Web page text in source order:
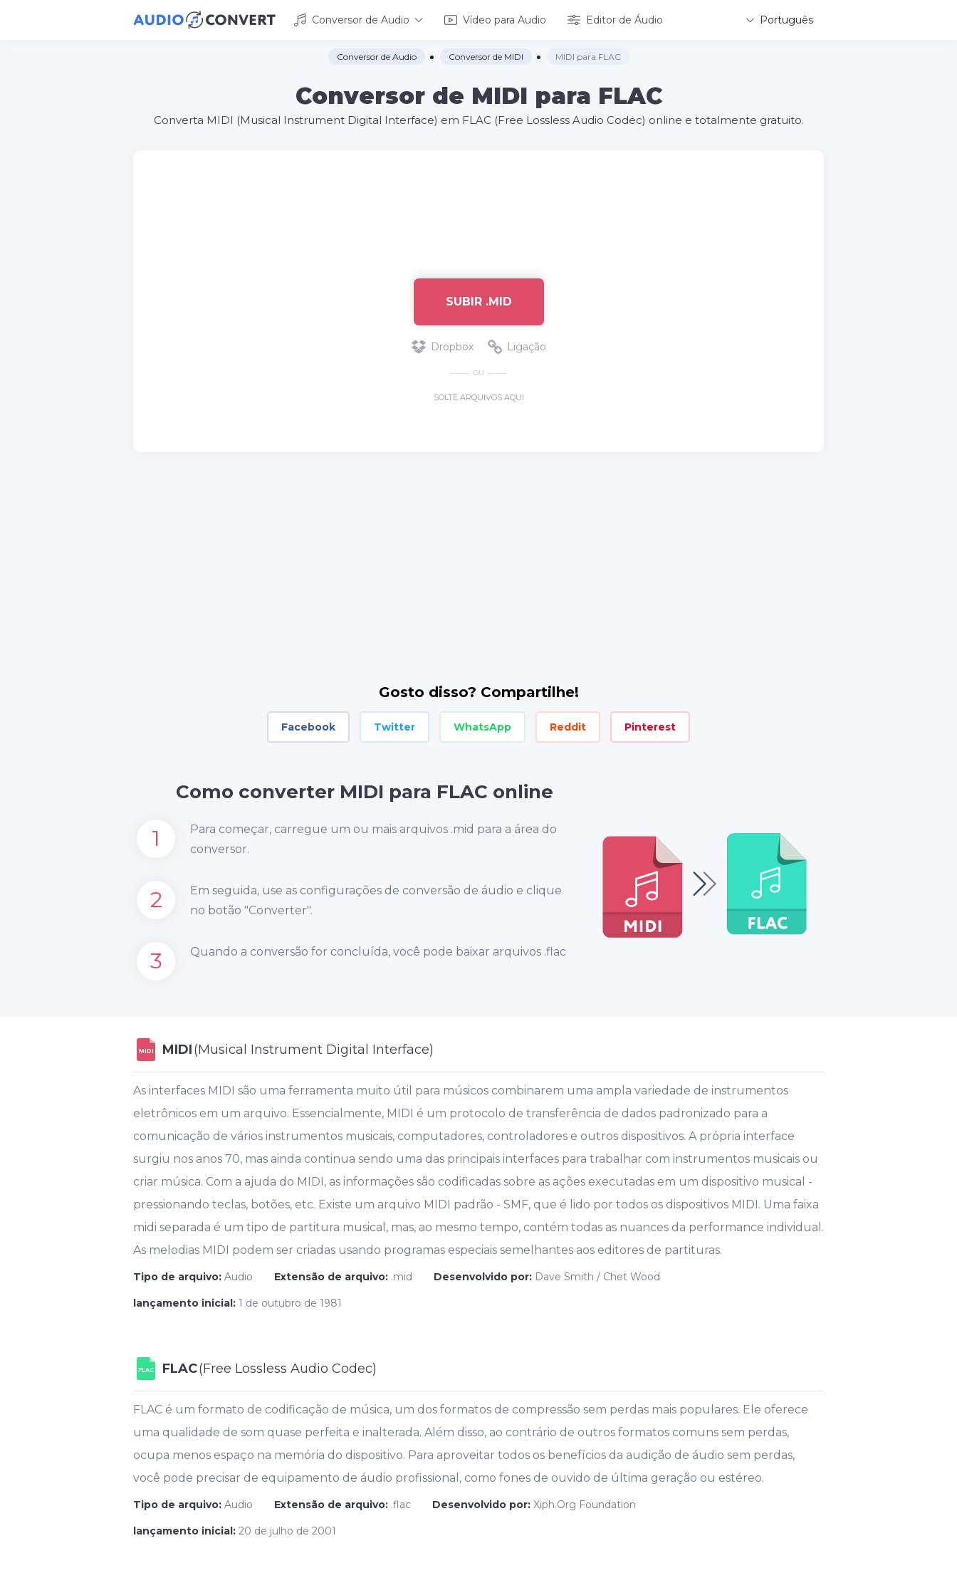
Conversor de Audio Vídeo para Audio Editor de Áudio Português
Conversor de Audio Conversor de MIDI MIDI para FLAC
Conversor de MIDI para FLAC
Converta MIDI (Musical Instrument Digital Interface) em FLAC (Free Lossless Audio Codec) online e totalmente gratuito.
SUBIR .MID
Dropbox Ligação
OU
SOLTE ARQUIVOS AQUI
Gosto disso? Compartilhe!
Facebook Twitter WhatsApp Reddit Pinterest
Como converter MIDI para FLAC online
1
Para começar, carregue um ou mais arquivos .mid para a área do
conversor.
2
Em seguida, use as configurações de conversão de áudio e clique
no botão "Converter".
3 Quando a conversão for concluída, você pode baixar arquivos .flac
MIDI MIDI(Musical Instrument Digital Interface)
As interfaces MIDI são uma ferramenta muito útil para músicos combinarem uma ampla variedade de instrumentos
eletrônicos em um arquivo. Essencialmente, MIDI é um protocolo de transferência de dados padronizado para a
comunicação de vários instrumentos musicais, computadores, controladores e outros dispositivos. A própria interface
surgiu nos anos 70, mas ainda continua sendo uma das principais interfaces para trabalhar com instrumentos musicais ou
criar música. Com a ajuda do MIDI, as informações são codificadas sobre as ações executadas em um dispositivo musical -
pressionando teclas, botões, etc. Existe um arquivo MIDI padrão - SMF, que é lido por todos os dispositivos MIDI. Uma faixa
midi separada é um tipo de partitura musical, mas, ao mesmo tempo, contém todas as nuances da performance individual.
As melodias MIDI podem ser criadas usando programas especiais semelhantes aos editores de partituras.
Tipo de arquivo: Audio Extensão de arquivo: .mid Desenvolvido por: Dave Smith / Chet Wood
lançamento inicial: 1 de outubro de 1981
FLAC FLAC(Free Lossless Audio Codec)
FLAC é um formato de codificação de música, um dos formatos de compressão sem perdas mais populares. Ele oferece
uma qualidade de som quase perfeita e inalterada. Além disso, ao contrário de outros formatos comuns sem perdas,
ocupa menos espaço na memória do dispositivo. Para aproveitar todos os benefícios da audição de áudio sem perdas,
você pode precisar de equipamento de áudio profissional, como fones de ouvido de última geração ou estéreo.
Tipo de arquivo: Audio Extensão de arquivo: .flac Desenvolvido por: Xiph.Org Foundation
lançamento inicial: 20 de julho de 2001